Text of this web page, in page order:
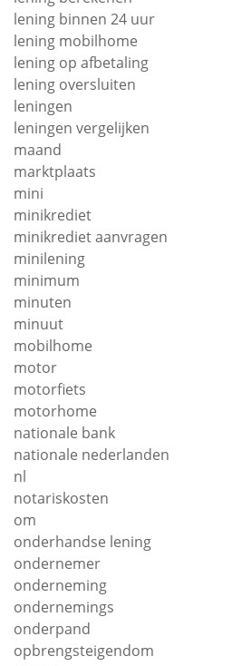
lening binnen 24 uur
lening mobilhome
lening op afbetaling
lening oversluiten
leningen
leningen vergelijken
maand
marktplaats
mini
minikrediet
minikrediet aanvragen
minilening
minimum
minuten
minuut
mobilhome
motor
motorfiets
motorhome
nationale bank
nationale nederlanden
nl
notariskosten
om
onderhandse lening
ondernemer
onderneming
ondernemings
onderpand
opbrengsteigendom